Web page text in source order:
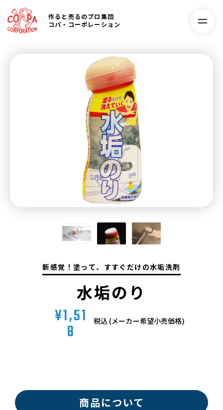
作ると売るのプロ集団
コパ・コーポレーション
新感覚 ！ 塗っ て、 すす ぐ だけ の水垢洗剤
水垢のり
1,51
8 税込 (メーカー希望小売価格)
商品について